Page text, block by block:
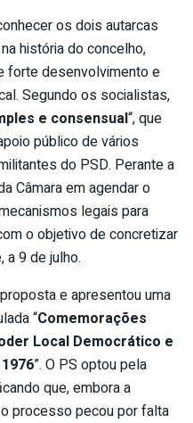
os dois autarcas
história do concelho,
forte desenvolvimento e
Segundo os socialistas,
e consensual“, que
público de vários
do PSD. Perante a
Câmara em agendar o
legais para
o objetivo de concretizar
a 9 de julho.
e apresentou uma
“Comemorações
Local Democrático e
”. O PS optou pela
que, embora a
processo pecou por falta